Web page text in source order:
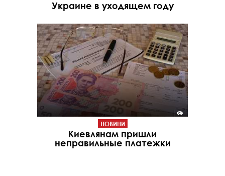
Украине в уходящем году
НОВИНИ
Киевлянам пришли
неправильные платежки